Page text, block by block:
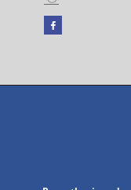
Facebook
open